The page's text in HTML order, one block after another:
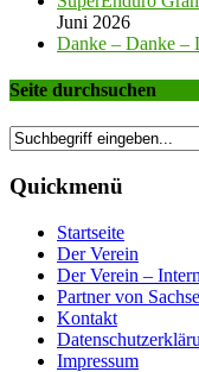
Juni 2026
Danke – Danke –
Seite durchsuchen
Quickmenü
Startseite
Der Verein
Der Verein – Intern
Partner von
Kontakt
Impressum